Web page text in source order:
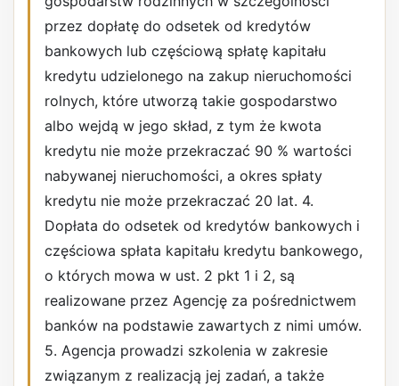
przez dopłatę do odsetek od kredytów
bankowych lub częściową spłatę kapitału
kredytu udzielonego na zakup nieruchomości
rolnych, które utworzą takie gospodarstwo
albo wejdą w jego skład, z tym że kwota
kredytu nie może przekraczać 90 % wartości
nabywanej nieruchomości, a okres spłaty
kredytu nie może przekraczać 20 lat. 4.
Dopłata do odsetek od kredytów bankowych i
częściowa spłata kapitału kredytu bankowego,
o których mowa w ust. 2 pkt 1 i 2, są
realizowane przez Agencję za pośrednictwem
banków na podstawie zawartych z nimi umów.
5. Agencja prowadzi szkolenia w zakresie
związanym z realizacją jej zadań, a także